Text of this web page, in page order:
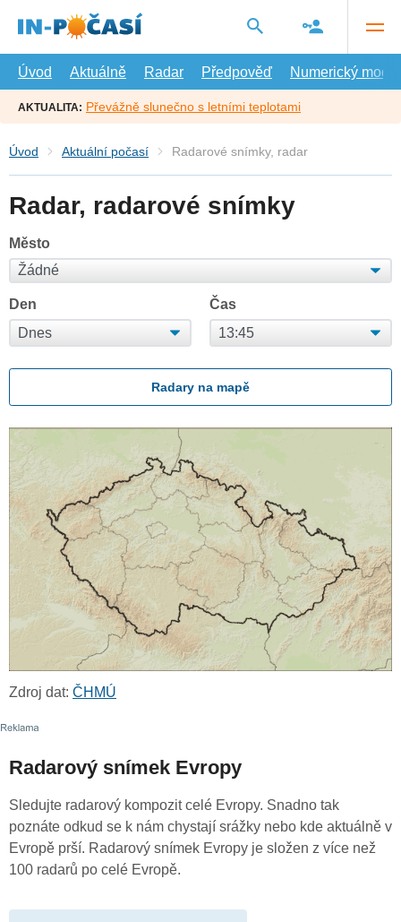
hlavní
Úvod
Aktuálně Radar Předpověď Numerický model
AKTUALITA: Převážně slunečno s letními teplotami
Úvod Aktuální počasí Radarové snímky, radar
Radar, radarové snímky
Město
Den Čas
Radary na mapě
Zdroj dat: ČHMÚ
Radarový snímek Evropy
Sledujte radarový kompozit celé Evropy. Snadno tak
poznáte odkud se k nám chystají srážky nebo kde aktuálně v
Evropě prší. Radarový snímek Evropy je složen z více než
100 radarů po celé Evropě.